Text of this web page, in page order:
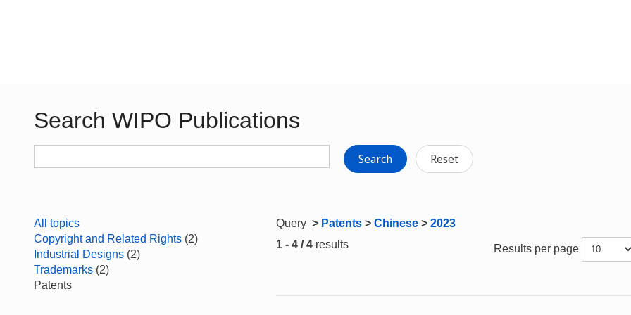
Search WIPO Publications
Search Reset
All topics
Copyright and Related Rights (2)
Industrial Designs (2)
Trademarks (2)
Patents
Query > Patents > Chinese > 2023
1 - 4 / 4 results Results per page